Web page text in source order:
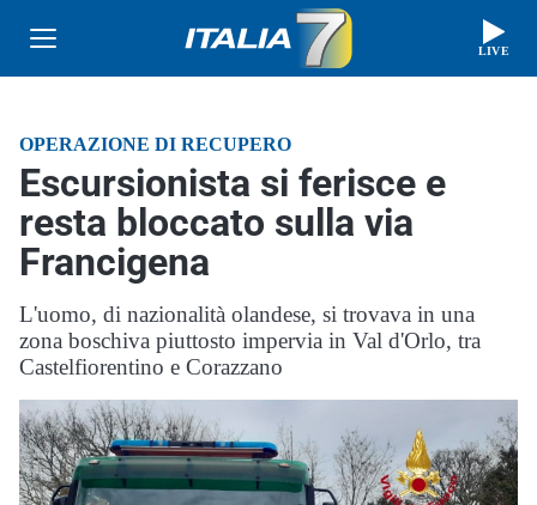
LIVE
OPERAZIONE DI RECUPERO
Escursionista si ferisce e
resta bloccato sulla via
Francigena
L'uomo, di nazionalità olandese, si trovava in una
zona boschiva piuttosto impervia in Val d'Orlo, tra
Castelfiorentino e Corazzano